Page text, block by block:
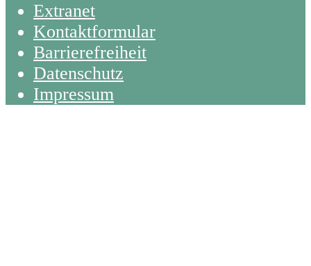
Extranet
Kontaktformular
Barrierefreiheit
Datenschutz
Impressum